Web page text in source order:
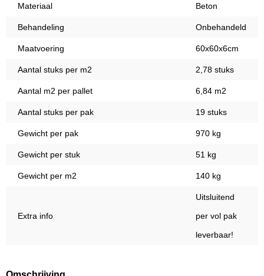
Materiaal Beton
Behandeling Onbehandeld
Maatvoering 60x60x6cm
Aantal stuks per m2 2,78 stuks
Aantal m2 per pallet 6,84 m2
Aantal stuks per pak 19 stuks
Gewicht per pak 970 kg
Gewicht per stuk 51 kg
Gewicht per m2 140 kg
Extra info
Uitsluitend
per vol pak
leverbaar!